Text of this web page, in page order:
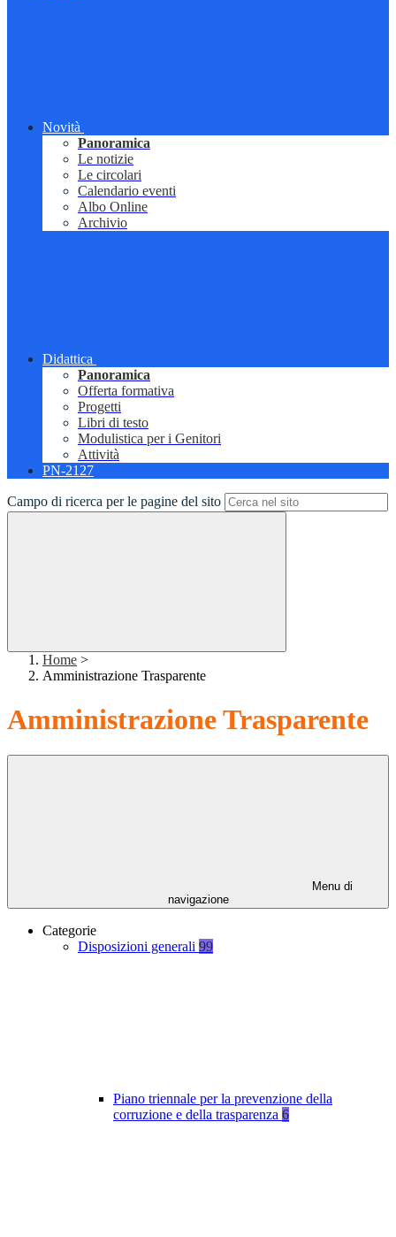
Novità
Panoramica
Le notizie
Le circolari
Calendario eventi
Albo Online
Archivio
Didattica
Panoramica
Offerta formativa
Progetti
Libri di testo
Modulistica per i Genitori
Attività
PN-2127
Campo di ricerca per le pagine del sito
Home >
Amministrazione Trasparente
Amministrazione Trasparente
Menu di
navigazione
Categorie
Disposizioni generali 99
Piano triennale per la prevenzione della
corruzione e della trasparenza 6